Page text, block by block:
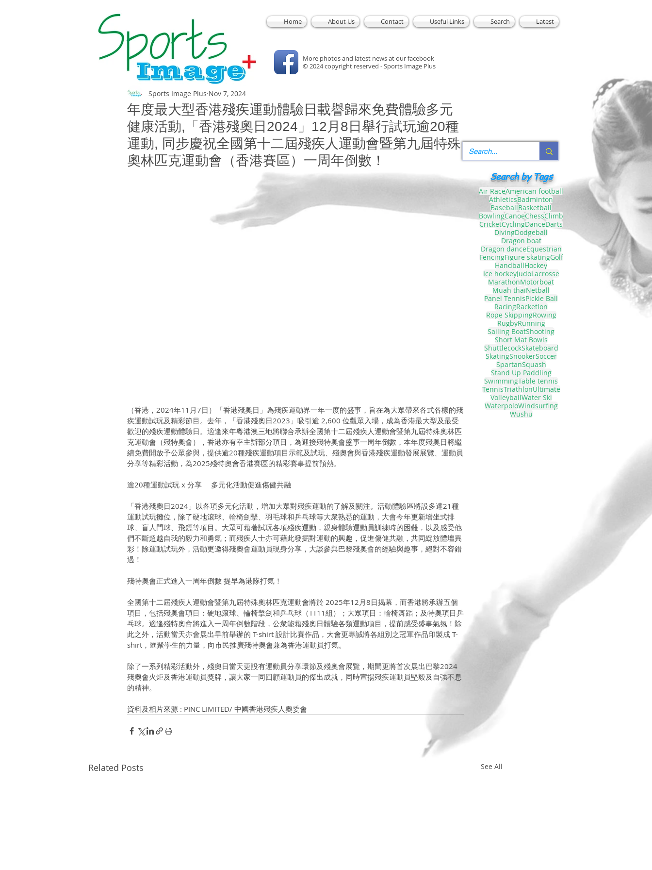
Home About Us Contact Useful Links Search Latest
More photos and latest news at our facebook
© 2024 copyright reserved - Sports Image Plus
Search by Tags
年度最大型香港殘疾運動體驗日載譽歸來免費體驗多元
健康活動,「香港殘奧日2024」12月8日舉行試玩逾20種
運動, 同步慶祝全國第十二屆殘疾人運動會暨第九屆特殊
奧林匹克運動會（香港賽區）一周年倒數！
Sports Image Plus Nov 7, 2024
（香港，2024年11月7日）「香港殘奧日」為殘疾運動界一年一度的盛事，旨在為大眾帶來各式各樣的殘
疾運動試玩及精彩節目。去年，「香港殘奧日2023」吸引逾 2,600 位觀眾入場，成為香港最大型及最受
歡迎的殘疾運動體驗日。適逢來年粵港澳三地將聯合承辦全國第十二屆殘疾人運動會暨第九屆特殊奧林匹
克運動會（殘特奧會），香港亦有幸主辦部分頂目，為迎接殘特奧會盛事一周年倒數，本年度殘奧日將繼
續免費開放予公眾參與，提供逾20種殘疾運動項目示範及試玩、殘奧會與香港殘疾運動發展展覽、運動員
分享等精彩活動，為2025殘特奧會香港賽區的精彩賽事提前預熱。
逾20種運動試玩 x 分享 　多元化活動促進傷健共融
「香港殘奧日2024」以各項多元化活動，增加大眾對殘疾運動的了解及關注。活動體驗區將設多達21種
運動試玩攤位，除了硬地滾球、輪椅劍擊、羽毛球和乒乓球等大衆熟悉的運動，大會今年更新增坐式排
球、盲人門球、飛鏢等項目。大眾可藉著試玩各項殘疾運動，親身體驗運動員訓練時的困難，以及感受他
們不斷超越自我的毅力和勇氣；而殘疾人士亦可藉此發掘對運動的興趣，促進傷健共融，共同綻放體壇異
彩！除運動試玩外，活動更邀得殘奧會運動員現身分享，大談參與巴黎殘奧會的經驗與趣事，絕對不容錯
過！
殘特奧會正式進入一周年倒數 提早為港隊打氣！
全國第十二屆殘疾人運動會暨第九屆特殊奧林匹克運動會將於 2025年12月8日揭幕，而香港將承辦五個
項目，包括殘奧會項目：硬地滾球、輪椅擊劍和乒乓球（TT11組）；大眾項目：輪椅舞蹈；及特奧項目乒
乓球。適逢殘特奧會將進入一周年倒數階段，公衆能藉殘奧日體驗各類運動項目，提前感受盛事氣氛！除
此之外，活動當天亦會展出早前舉辦的 T-shirt 設計比賽作品，大會更專誠將各組別之冠軍作品印製成 T-
shirt，匯聚學生的力量，向市民推廣殘特奧會兼為香港運動員打氣。
除了一系列精彩活動外，殘奧日當天更設有運動員分享環節及殘奧會展覽，期間更將首次展出巴黎2024
殘奧會火炬及香港運動員獎牌，讓大家一同回顧運動員的傑出成就，同時宣揚殘疾運動員堅毅及自強不息
的精神。
資料及相片來源 : PINC LIMITED/ 中國香港殘疾人奧委會
Related Posts See All
Air RaceAmerican football
AthleticsBadminton
BaseballBasketball
BowlingCanoeChessClimb
CricketCyclingDanceDarts
DivingDodgeball
Dragon boat
Dragon danceEquestrian
FencingFigure skatingGolf
HandballHockey
Ice hockeyJudoLacrosse
MarathonMotorboat
Muah thaiNetball
Panel TennisPickle Ball
RacingRacketlon
Rope SkippingRowing
RugbyRunning
Sailing BoatShooting
Short Mat Bowls
ShuttlecockSkateboard
SkatingSnookerSoccer
SpartanSquash
Stand Up Paddling
SwimmingTable tennis
TennisTriathlonUltimate
VolleyballWater Ski
WaterpoloWindsurfing
Wushu